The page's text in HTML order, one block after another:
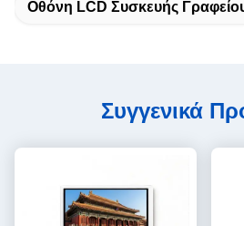
Οθόνη LCD Συσκευής
Συγγενικά